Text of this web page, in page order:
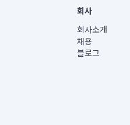
사업자등록번
통신판매신고번
대표이사 :
주소 | 본사: 서
컨택센터 : 서울
회사
회사소개
채용
블로그